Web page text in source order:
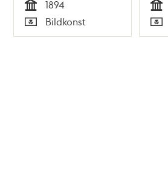
Tid
1894
Typ
Bildkonst Tid
Typ